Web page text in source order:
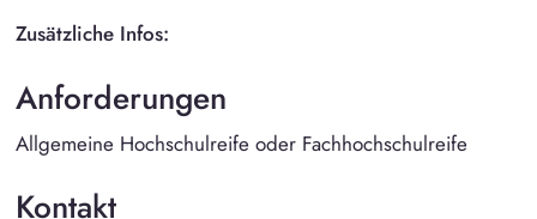
Zusätzliche Infos:
Anforderungen
Allgemeine Hochschulreife oder Fachhochschulreife
Kontakt